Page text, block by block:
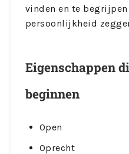
vinden en te
persoonlijkheid
Eigenschappen
beginnen
Open
Oprecht